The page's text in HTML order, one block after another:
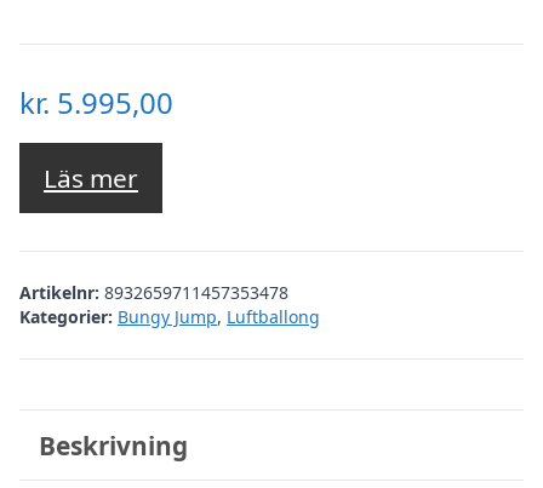
kr. 5.995,00
Läs mer
Artikelnr: 8932659711457353478
Kategorier: Bungy Jump, Luftballong
Beskrivning